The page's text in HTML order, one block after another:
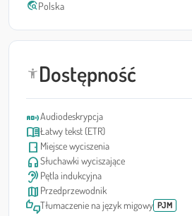
travel_explorePolska
accessibility_newDostępność
audio_descriptionAudiodeskrypcja
menu_bookŁatwy tekst (ETR)
sensor_door Miejsce wyciszenia
headphonesSłuchawki wyciszające
hearing Pętla indukcyjna
map Przedprzewodnik
thumbs_up_downTłumaczenie na język migowy PJM